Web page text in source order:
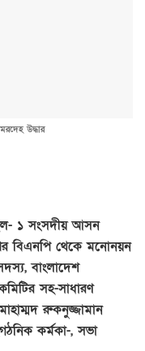
উদ্ধার
১ সংসদীয় আসন
বিএনপি থেকে মনোনয়ন
বাংলাদেশ
সহ-সাধারণ
রুকনুজ্জামান
কর্মকা-, সভা